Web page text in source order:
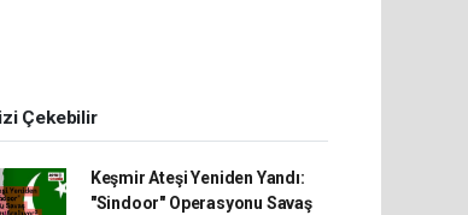
Çekebilir
Keşmir Ateşi Yeniden Yandı:
"Sindoor" Operasyonu Savaş